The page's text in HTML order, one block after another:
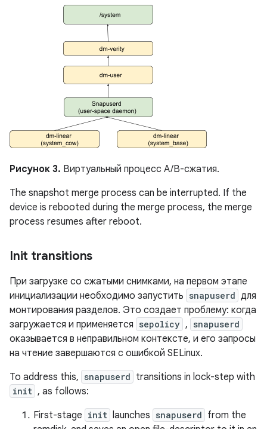
Рисунок 3. Виртуальный процесс A/B-сжатия.
The snapshot merge process can be interrupted. If the
device is rebooted during the merge process, the merge
process resumes after reboot.
Init transitions
При загрузке со сжатыми снимками, на первом этапе
инициализации необходимо запустить snapuserd для
монтирования разделов. Это создает проблему: когда
загружается и применяется sepolicy , snapuserd
оказывается в неправильном контексте, и его запросы
на чтение завершаются с ошибкой SELinux.
To address this, snapuserd transitions in lock-step with
init , as follows:
First-stage init launches snapuserd from the